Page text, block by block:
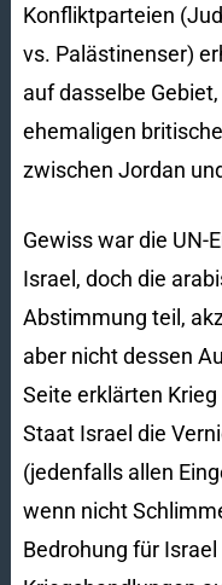
Konfliktparteien
vs. Palästinenser)
auf dasselbe
ehemaligen
zwischen Jordan
Gewiss war die UN-
Israel, doch die
Abstimmung teil,
aber nicht dessen
Seite erklärten
Staat Israel die
(jedenfalls allen
wenn nicht
Bedrohung für